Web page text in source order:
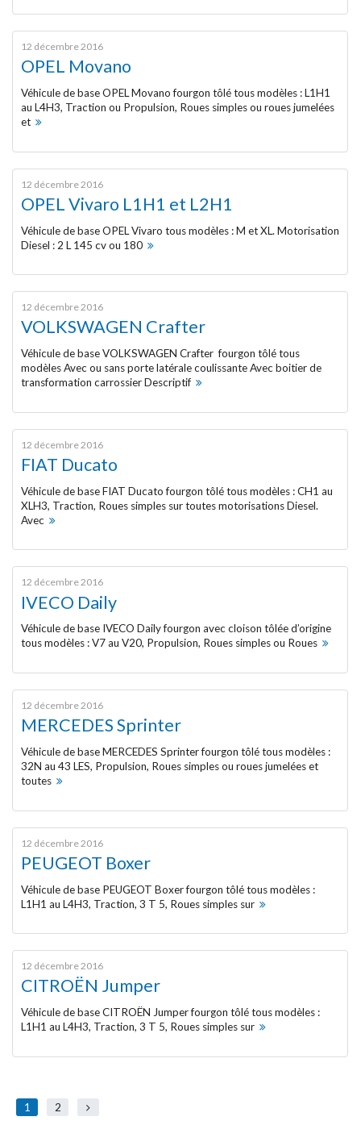
Véhicules frigorifiques d’occasion
Réparation de la carrosserie
CONSTRUCTEURS
CITROËN
FIAT Professional
MERCEDES-BENZ
NISSAN
OPEL
PEUGEOT
RENAULT
TOYOTA
VOLKSWAGEN
ACTUALITÉS
CONTACT
12 décembre 2016
OPEL Movano
Véhicule de base OPEL Movano fourgon tôlé tous modèles : L1H1
au L4H3, Traction ou Propulsion, Roues simples ou roues jumelées
et
12 décembre 2016
OPEL Vivaro L1H1 et L2H1
Véhicule de base OPEL Vivaro tous modèles : M et XL. Motorisation
Diesel : 2 L 145 cv ou 180
12 décembre 2016
VOLKSWAGEN Crafter
Véhicule de base VOLKSWAGEN Crafter fourgon tôlé tous
modèles Avec ou sans porte latérale coulissante Avec boitier de
transformation carrossier Descriptif
12 décembre 2016
FIAT Ducato
Véhicule de base FIAT Ducato fourgon tôlé tous modèles : CH1 au
XLH3, Traction, Roues simples sur toutes motorisations Diesel.
Avec
12 décembre 2016
IVECO Daily
Véhicule de base IVECO Daily fourgon avec cloison tôlée d’origine
tous modèles : V7 au V20, Propulsion, Roues simples ou Roues
12 décembre 2016
MERCEDES Sprinter
Véhicule de base MERCEDES Sprinter fourgon tôlé tous modèles :
32N au 43 LES, Propulsion, Roues simples ou roues jumelées et
toutes
12 décembre 2016
PEUGEOT Boxer
Véhicule de base PEUGEOT Boxer fourgon tôlé tous modèles :
L1H1 au L4H3, Traction, 3 T 5, Roues simples sur
12 décembre 2016
CITROËN Jumper
Véhicule de base CITROËN Jumper fourgon tôlé tous modèles :
L1H1 au L4H3, Traction, 3 T 5, Roues simples sur
1 2